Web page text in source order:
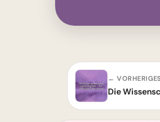
← VORHERIGES
Die